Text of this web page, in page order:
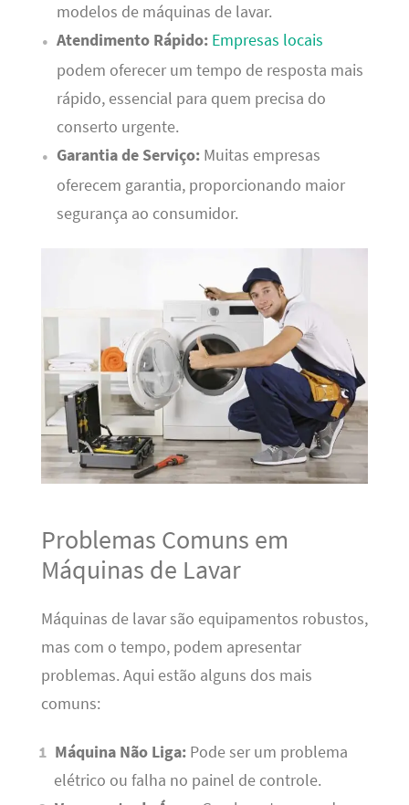
modelos de máquinas de lavar.
Atendimento Rápido: Empresas locais
podem oferecer um tempo de resposta mais
rápido, essencial para quem precisa do
conserto urgente.
Garantia de Serviço:Muitas empresas
oferecem garantia, proporcionando maior
segurança ao consumidor.
Problemas Comuns em
Máquinas de Lavar
Máquinas de lavar são equipamentos robustos,
mas com o tempo, podem apresentar
problemas. Aqui estão alguns dos mais
comuns:
Máquina Não Liga: Pode ser um problema
elétrico ou falha no painel de controle.